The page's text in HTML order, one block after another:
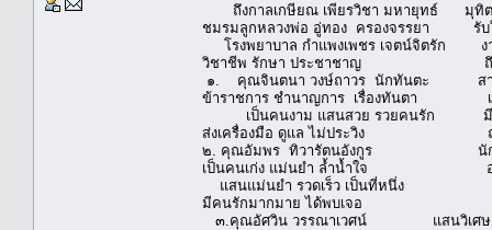
ถึงกาลเกษียณ เพียรวิชา มหายุทธ์ มุทิต
ชมรมลูกหลวงพ่อ อู่ทอง ครองจรรยา รับ
โรงพยาบาล กำแพงเพชร เจตน์จิตรัก ง
วิชาชีพ รักษา ประชาชาญ ถึงงาน
๑. คุณจินตนา วงษ์ถาวร นักทันตะ สาธ
ข้าราชการ ชำนาญการ เรื่องทันตา เธอ
เป็นคนงาม แสนสวย รวยคนรัก มีน้ำ
ส่งเครื่องมือ ดูแล ไม่ประวิง ถ่ายท
๒. คุณอัมพร ทิวารัตนอังกูร นักวิเคร
เป็นคนเก่ง แม่นยำ ล้ำน้ำใจ องค์กา
แสนแม่นยำ รวดเร็ว เป็นที่หนึ่ง งาน
มีคนรักมากมาย ได้พบเจอ งานขอ
๓.คุณอัศวิน วรรณาเวศน์ แสนวิเศษ เ